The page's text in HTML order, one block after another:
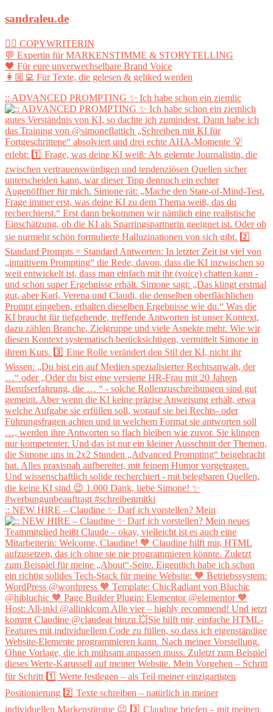
sandraleu.de
✍🏻 COPYWRITERIN
💬 Expertin für MARKENSTIMME & STORYTELLING
🖤 Für eure unverwechselbare Brand Voice
👩🏼‍💻 Für Texte, die gelesen & geliked werden
:: ADVANCED PROMPTING ✨ Ich habe schon ein ziemlic
:: NEW HIRE – Claudine ✨ Darf ich vorstellen? Mein